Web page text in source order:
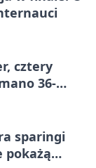
cztery
36-
sparingi
pokażą